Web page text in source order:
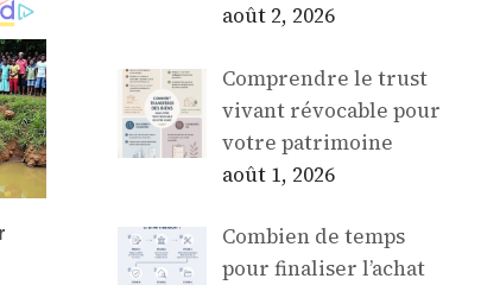
août 2, 2026
Comprendre le trust
vivant révocable pour
votre patrimoine
août 1, 2026
Combien de temps
pour finaliser l’achat